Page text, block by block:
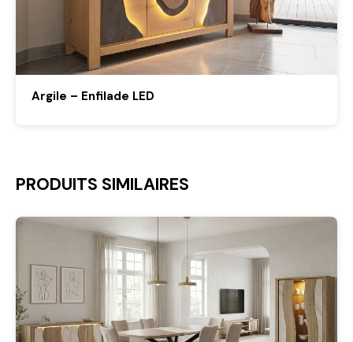
Argile – Enfilade LED
PRODUITS SIMILAIRES